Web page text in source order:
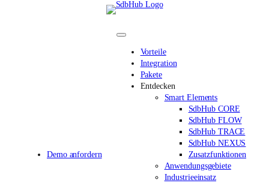
Demo anfordern
Vorteile
Integration
Pakete
Entdecken
Smart Elements
SdbHub CORE
SdbHub FLOW
SdbHub TRACE
SdbHub NEXUS
Zusatzfunktionen
Anwendungsgebiete
Industrieeinsatz